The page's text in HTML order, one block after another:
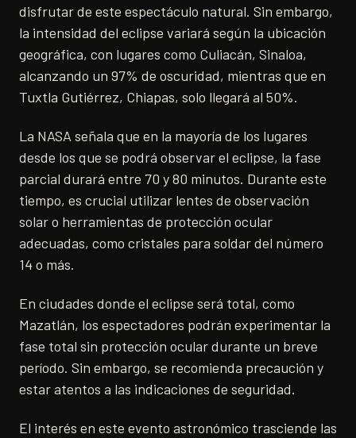
disfrutar de este espectáculo natural. Sin embargo,
la intensidad del eclipse variará según la ubicación
geográfica, con lugares como Culiacán, Sinaloa,
alcanzando un 97% de oscuridad, mientras que en
Tuxtla Gutiérrez, Chiapas, solo llegará al 50%.
La NASA señala que en la mayoría de los lugares
desde los que se podrá observar el eclipse, la fase
parcial durará entre 70 y 80 minutos. Durante este
tiempo, es crucial utilizar lentes de observación
solar o herramientas de protección ocular
adecuadas, como cristales para soldar del número
14 o más.
En ciudades donde el eclipse será total, como
Mazatlán, los espectadores podrán experimentar la
fase total sin protección ocular durante un breve
período. Sin embargo, se recomienda precaución y
estar atentos a las indicaciones de seguridad.
El interés en este evento astronómico trasciende las